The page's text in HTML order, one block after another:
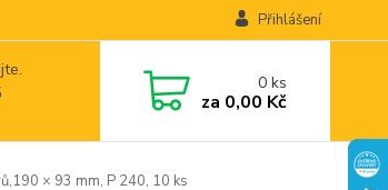
Přihlášení
0ks
za 0,00 Kč
× 93 mm, P 240, 10 ks